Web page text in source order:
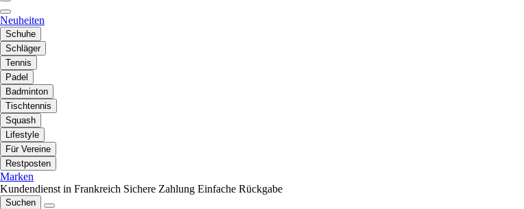
Neuheiten
Schuhe
Schläger
Tennis
Padel
Badminton
Tischtennis
Squash
Lifestyle
Für Vereine
Restposten
Marken
Kundendienst in Frankreich Sichere Zahlung Einfache Rückgabe
Suchen